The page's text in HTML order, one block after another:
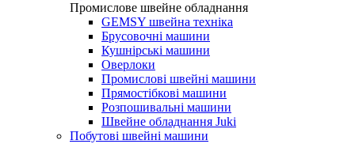
Промислове швейне обладнання
GEMSY швейна техніка
Брусовочні машини
Кушнірські машини
Оверлоки
Промислові швейні машини
Прямостібкові машини
Розпошивальні машини
Швейне обладнання Juki
Побутові швейні машини